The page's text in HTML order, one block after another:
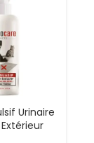
Urinaire